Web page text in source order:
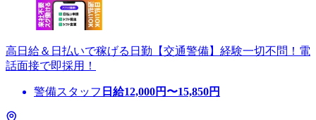
高日給＆日払いで稼げる日勤【交通警備】経験一切不問！電
話面接で即採用！
警備スタッフ 日給12,000円〜15,850円